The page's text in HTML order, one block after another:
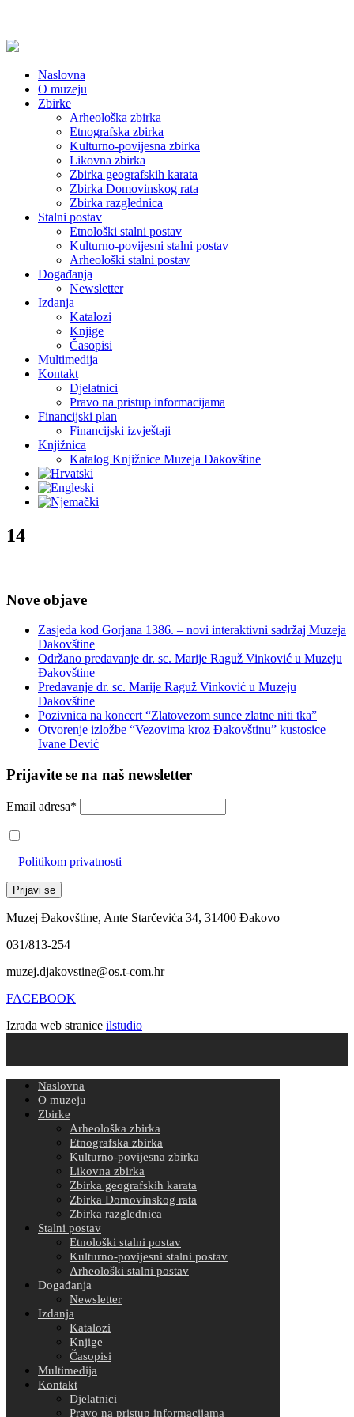
Naslovna
O muzeju
Zbirke
Arheološka zbirka
Etnografska zbirka
Kulturno-povijesna zbirka
Likovna zbirka
Zbirka geografskih karata
Zbirka Domovinskog rata
Zbirka razglednica
Stalni postav
Etnološki stalni postav
Kulturno-povijesni stalni postav
Arheološki stalni postav
Događanja
Newsletter
Izdanja
Katalozi
Knjige
Časopisi
Multimedija
Kontakt
Djelatnici
Pravo na pristup informacijama
Financijski plan
Financijski izvještaji
Knjižnica
Katalog Knjižnice Muzeja Đakovštine
14
Nove objave
Zasjeda kod Gorjana 1386. – novi interaktivni sadržaj Muzeja
Đakovštine
Održano predavanje dr. sc. Marije Raguž Vinković u Muzeju
Đakovštine
Predavanje dr. sc. Marije Raguž Vinković u Muzeju
Đakovštine
Pozivnica na koncert “Zlatovezom sunce zlatne niti tka”
Otvorenje izložbe “Vezovima kroz Đakovštinu” kustosice
Ivane Dević
Prijavite se na naš newsletter
Email adresa*
Politikom privatnosti
Muzej Đakovštine, Ante Starčevića 34, 31400 Đakovo
031/813-254
muzej.djakovstine@os.t-com.hr
FACEBOOK
Izrada web stranice ilstudio
Naslovna
O muzeju
Zbirke
Arheološka zbirka
Etnografska zbirka
Kulturno-povijesna zbirka
Likovna zbirka
Zbirka geografskih karata
Zbirka Domovinskog rata
Zbirka razglednica
Stalni postav
Etnološki stalni postav
Kulturno-povijesni stalni postav
Arheološki stalni postav
Događanja
Newsletter
Izdanja
Katalozi
Knjige
Časopisi
Multimedija
Kontakt
Djelatnici
Pravo na pristup informacijama